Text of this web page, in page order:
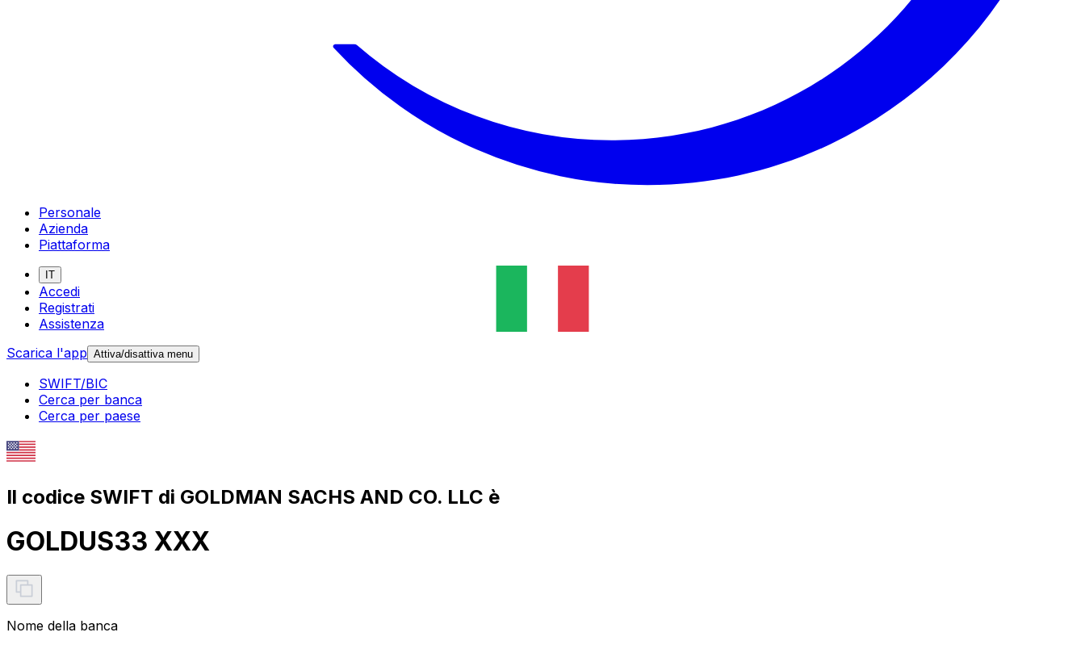
Personale
Azienda
Piattaforma
IT
Accedi
Registrati
Assistenza
Scarica l'app Attiva/disattiva menu
SWIFT/BIC
Cerca per banca
Cerca per paese
Il codice SWIFT di GOLDMAN SACHS AND CO. LLC è
GOLDUS33 XXX
Nome della banca